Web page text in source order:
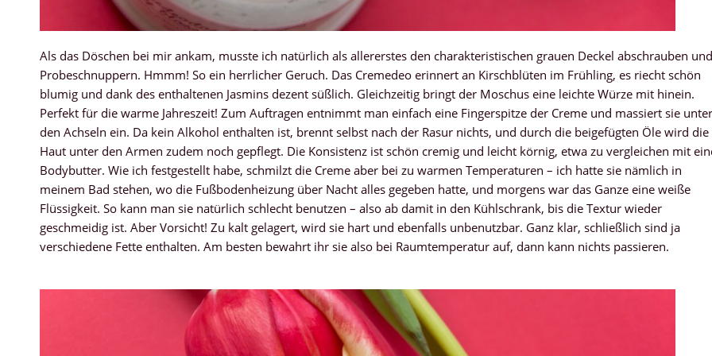
Als das Döschen bei mir ankam, musste ich natürlich als allererstes den charakteristischen grauen Deckel abschrauben und
Probeschnuppern. Hmmm! So ein herrlicher Geruch. Das Cremedeo erinnert an Kirschblüten im Frühling, es riecht schön
blumig und dank des enthaltenen Jasmins dezent süßlich. Gleichzeitig bringt der Moschus eine leichte Würze mit hinein.
Perfekt für die warme Jahreszeit! Zum Auftragen entnimmt man einfach eine Fingerspitze der Creme und massiert sie unter
den Achseln ein. Da kein Alkohol enthalten ist, brennt selbst nach der Rasur nichts, und durch die beigefügten Öle wird die
Haut unter den Armen zudem noch gepflegt. Die Konsistenz ist schön cremig und leicht körnig, etwa zu vergleichen mit
Bodybutter. Wie ich festgestellt habe, schmilzt die Creme aber bei zu warmen Temperaturen – ich hatte sie nämlich in
meinem Bad stehen, wo die Fußbodenheizung über Nacht alles gegeben hatte, und morgens war das Ganze eine weiße
Flüssigkeit. So kann man sie natürlich schlecht benutzen – also ab damit in den Kühlschrank, bis die Textur wieder
geschmeidig ist. Aber Vorsicht! Zu kalt gelagert, wird sie hart und ebenfalls unbenutzbar. Ganz klar, schließlich sind ja
verschiedene Fette enthalten. Am besten bewahrt ihr sie also bei Raumtemperatur auf, dann kann nichts passieren.